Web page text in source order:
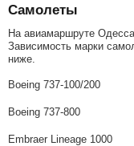
Самолеты
На авиамаршруте
Зависимость марки
ниже.
Boeing 737-100/200
Boeing 737-800
Embraer Lineage 1000